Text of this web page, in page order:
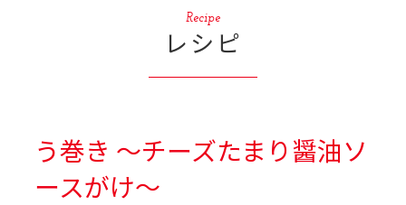
Recipe
レシピ
う巻き ～チーズたまり醤油ソ
ースがけ～